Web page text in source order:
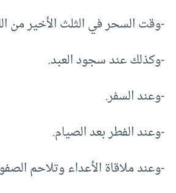
-وقت السحر في الثلث الأخير من
-وكذلك عند سجود العبد.
-وعند السفر.
-وعند الفطر بعد الصيام.
-وعند ملاقاة الأعداء وتلاحم